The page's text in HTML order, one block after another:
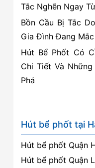
Tắc Nghẽn Ngay
Bồn Cầu Bị Tắc
Gia Đình Đang Mắc
Hút Bể Phốt Có
Chi Tiết Và
Phá
Hút bể phốt tại
Hút bể phốt Quận
Hút bể phốt Quận